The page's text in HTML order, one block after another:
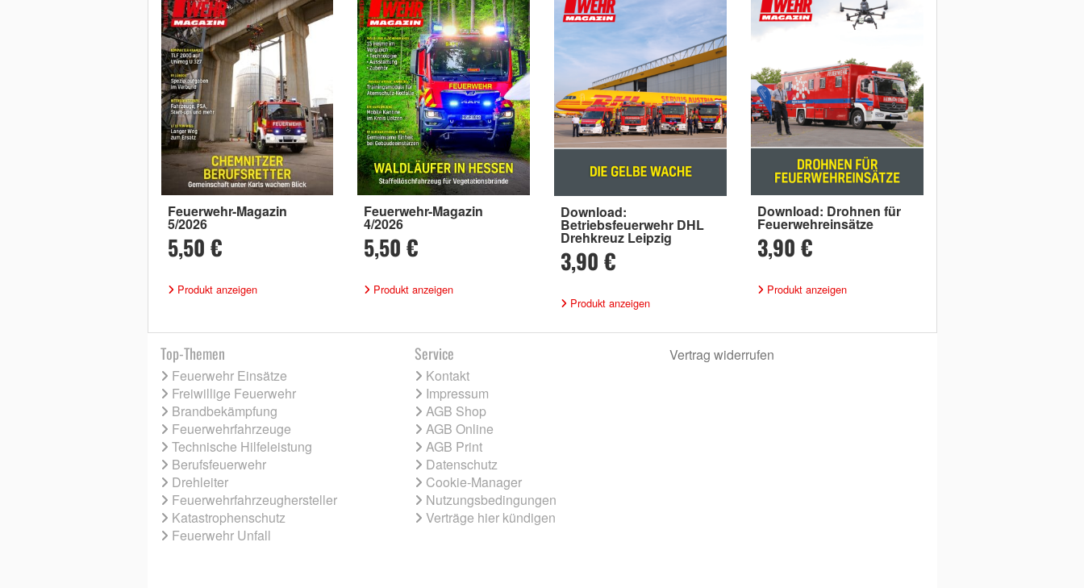
Feuerwehr-Magazin
5/2026
5,50 €
Produkt anzeigen
Feuerwehr-Magazin
4/2026
5,50 €
Produkt anzeigen
Download:
Betriebsfeuerwehr DHL
Drehkreuz Leipzig
3,90 €
Produkt anzeigen
Download: Drohnen für
Feuerwehreinsätze
3,90 €
Produkt anzeigen
Top-Themen
Feuerwehr Einsätze
Freiwillige Feuerwehr
Brandbekämpfung
Feuerwehrfahrzeuge
Technische Hilfeleistung
Berufsfeuerwehr
Drehleiter
Feuerwehrfahrzeughersteller
Katastrophenschutz
Feuerwehr Unfall
Service
Kontakt
Impressum
AGB Shop
AGB Online
AGB Print
Datenschutz
Cookie-Manager
Nutzungsbedingungen
Verträge hier kündigen
Vertrag widerrufen